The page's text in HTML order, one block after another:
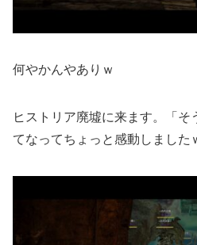
何やかんやありｗ
ヒストリア廃墟に来ます。「そ
てなってちょっと感動しました